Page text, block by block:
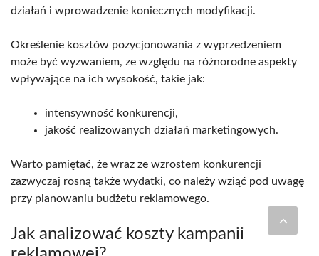
działań i wprowadzenie koniecznych modyfikacji.
Określenie kosztów pozycjonowania z wyprzedzeniem
może być wyzwaniem, ze względu na różnorodne aspekty
wpływające na ich wysokość, takie jak:
intensywność konkurencji,
jakość realizowanych działań marketingowych.
Warto pamiętać, że wraz ze wzrostem konkurencji
zazwyczaj rosną także wydatki, co należy wziąć pod uwagę
przy planowaniu budżetu reklamowego.
Jak analizować koszty kampanii